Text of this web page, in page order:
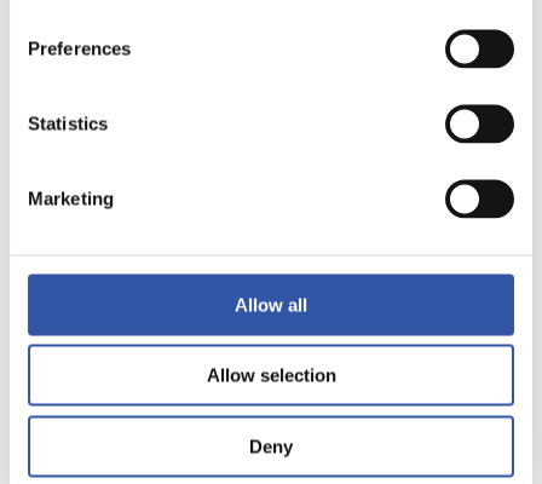
Preferences
Statistics
Marketing
Allow all
Allow selection
Deny